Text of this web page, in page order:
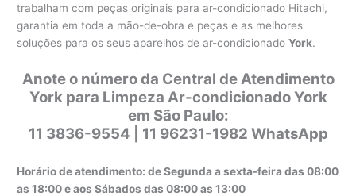
trabalham com peças originais para ar-condicionado Hitachi,
garantia em toda a mão-de-obra e peças e as melhores
soluções para os seus aparelhos de ar-condicionadoYork.
Anote o número da Central de Atendimento
York para Limpeza Ar-condicionado York
em São Paulo:
11 3836-9554 | 11 96231-1982 WhatsApp
Horário de atendimento: de Segunda a sexta-feira das 08:00
as 18:00 e aos Sábados das 08:00 as 13:00